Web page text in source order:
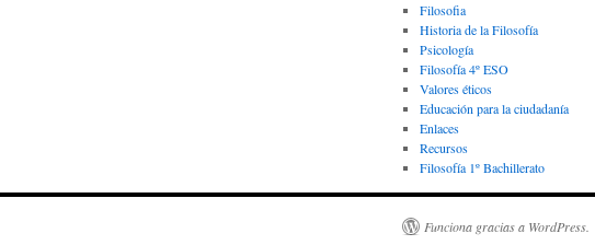
Filosofia
Historia de la Filosofía
Psicología
Filosofía 4º ESO
Valores éticos
Educación para la ciudadanía
Enlaces
Recursos
Filosofía 1º Bachillerato
Funciona gracias a WordPress.